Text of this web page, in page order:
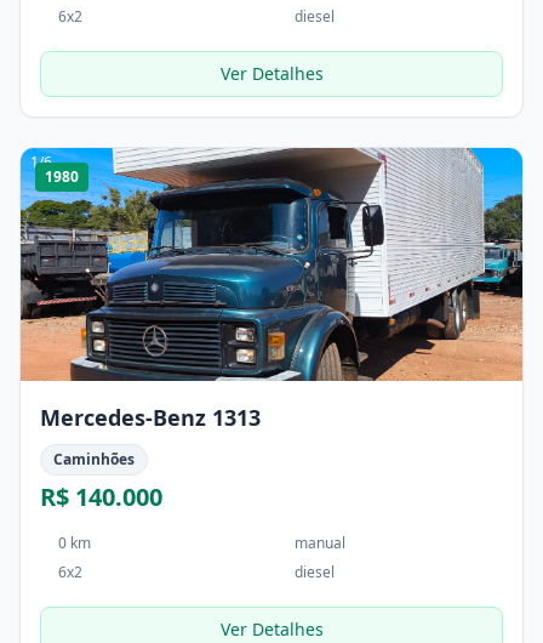
6x2
diesel
Ver Detalhes
1/6
1980
Mercedes-Benz 1313
Caminhões
R$ 140.000
0 km
manual
6x2
diesel
Ver Detalhes